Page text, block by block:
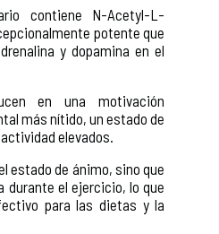
contiene N-Acetyl-L-
potente que
y dopamina en el
en una motivación
más nítido, un estado de
elevados.
estado de ánimo, sino que
durante el ejercicio, lo que
para las dietas y la